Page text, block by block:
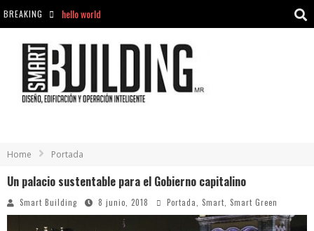
BREAKING
hello world
hello world
Home Portada
Un palacio sustentable para el Gobierno capitalino
Smart Building 8 junio, 2018 Portada Smart Smart Green